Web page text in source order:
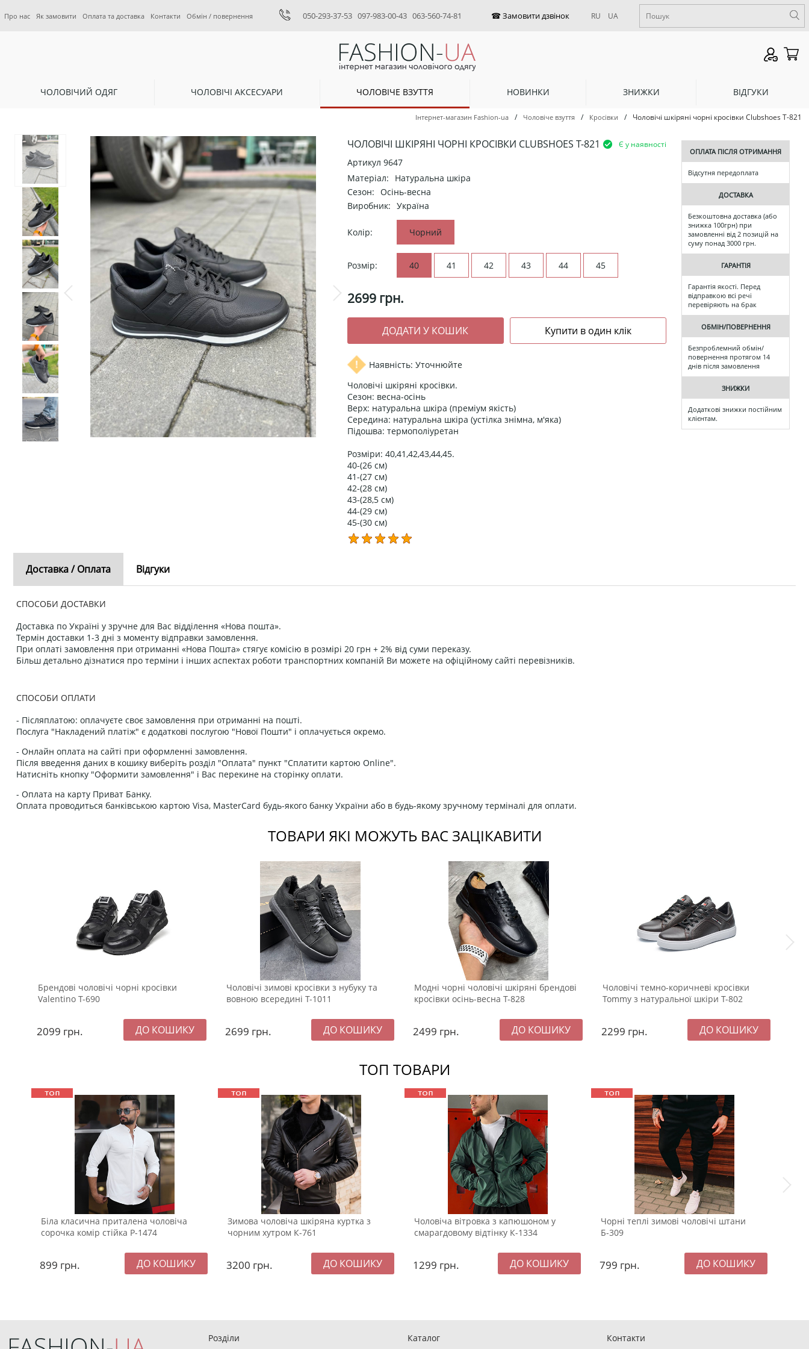
Про нас Як замовити Оплата та доставка Контакти Обмін / повернення 050-293-37-53 097-983-00-43 063-560-74-81 RU UA
ЧОЛОВІЧИЙ ОДЯГ ЧОЛОВІЧІ АКСЕСУАРИ ЧОЛОВІЧЕ ВЗУТТЯ НОВИНКИ ЗНИЖКИ ВІДГУКИ
Інтернет-магазин Fashion-ua / Чоловіче взуття / Кросівки / Чоловічі шкіряні чорні кросівки Clubshoes Т-821
ЧОЛОВІЧІ ШКІРЯНІ ЧОРНІ КРОСІВКИ CLUBSHOES Т-821 Є у наявності
Артикул 9647
Матеріал:
Натуральна шкіра
Сезон: Осінь-весна
Виробник: Україна
Колір: Чорний
Розмір: 40 41 42 43 44 45
2699 грн.
Наявність: Уточнюйте
Чоловічі шкіряні кросівки.
Сезон: весна-осінь
Верх: натуральна шкіра (преміум якість)
Середина: натуральна шкіра (устілка знімна, м'яка)
Підошва: термополіуретан
Розміри: 40,41,42,43,44,45.
40-(26 см)
41-(27 см)
42-(28 см)
43-(28,5 см)
44-(29 см)
45-(30 см)
ОПЛАТА ПІСЛЯ ОТРИМАННЯ
Відсутня передоплата
ДОСТАВКА
Безкоштовна доставка (або
знижка 100грн) при
замовленні від 2 позицій на
суму понад 3000 грн.
ГАРАНТІЯ
Гарантія якості. Перед
відправкою всі речі
перевіряють на брак
ОБМІН/ПОВЕРНЕННЯ
Безпроблемний обмін/
повернення протягом 14
днів після замовлення
ЗНИЖКИ
Додаткові знижки постійним
клієнтам.
Доставка / Оплата Відгуки
СПОСОБИ ДОСТАВКИ
Доставка по Україні у зручне для Вас відділення «Нова пошта».
Термін доставки 1-3 дні з моменту відправки замовлення.
При оплаті замовлення при отриманні «Нова Пошта» стягує комісію в розмірі 20 грн + 2% від суми переказу.
Більш детально дізнатися про терміни і інших аспектах роботи транспортних компаній Ви можете на офіційному сайті перевізників.
СПОСОБИ ОПЛАТИ
- Післяплатою: оплачуєте своє замовлення при отриманні на пошті.
Послуга "Накладений платіж" є додаткові послугою "Нової Пошти" і оплачується окремо.
- Онлайн оплата на сайті при оформленні замовлення.
Після введення даних в кошику виберіть розділ "Оплата" пункт "Сплатити картою Online".
Натисніть кнопку "Оформити замовлення" і Вас перекине на сторінку оплати.
- Оплата на карту Приват Банку.
Оплата проводиться банківською картою Visa, MasterCard будь-якого банку України або в будь-якому зручному терміналі для оплати.
ТОВАРИ ЯКІ МОЖУТЬ ВАС ЗАЦІКАВИТИ
Брендові чоловічі чорні кросівки
Valentino Т-690
2099 грн.
Чоловічі зимові кросівки з нубуку та
вовною всередині Т-1011
2699 грн.
Модні чорні чоловічі шкіряні брендові
кросівки осінь-весна Т-828
2499 грн.
Чоловічі темно-коричневі кросівки
Tommy з натуральної шкіри Т-802
2299 грн.
ТОП ТОВАРИ
Біла класична приталена чоловіча
сорочка комір стійка Р-1474
899 грн.
Зимова чоловіча шкіряна куртка з
чорним хутром К-761
3200 грн.
Чоловіча вітровка з капюшоном у
смарагдовому відтінку К-1334
1299 грн.
Чорні теплі зимові чоловічі штани
Б-309
799 грн.
Розділи Каталог Контакти